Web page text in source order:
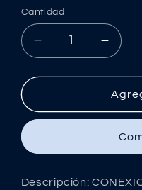
Cantidad
Reducir
cantidad
para
ESTANCA
para
Descripción: